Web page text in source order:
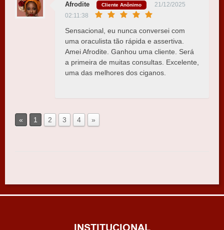
Afrodite Cliente Anônimo
21/12/2025
02:11:38
Sensacional, eu nunca conversei com
uma oraculista tão rápida e assertiva.
Amei Afrodite. Ganhou uma cliente. Será
a primeira de muitas consultas. Excelente,
uma das melhores dos ciganos.
« 1 2 3 4 »